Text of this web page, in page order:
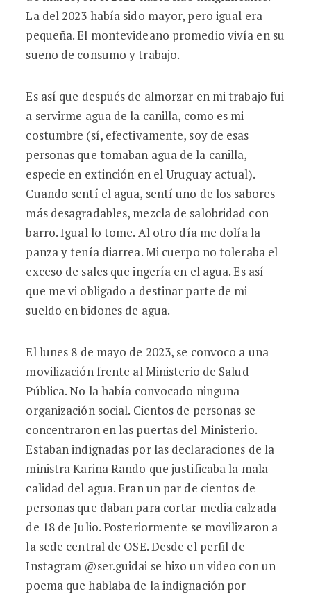
La del 2023 había sido mayor, pero igual era
pequeña. El montevideano promedio vivía en su
sueño de consumo y trabajo.
Es así que después de almorzar en mi trabajo fui
a servirme agua de la canilla, como es mi
costumbre (sí, efectivamente, soy de esas
personas que tomaban agua de la canilla,
especie en extinción en el Uruguay actual).
Cuando sentí el agua, sentí uno de los sabores
más desagradables, mezcla de salobridad con
barro. Igual lo tome. Al otro día me dolía la
panza y tenía diarrea. Mi cuerpo no toleraba el
exceso de sales que ingería en el agua. Es así
que me vi obligado a destinar parte de mi
sueldo en bidones de agua.
El lunes 8 de mayo de 2023, se convoco a una
movilización frente al Ministerio de Salud
Pública. No la había convocado ninguna
organización social. Cientos de personas se
concentraron en las puertas del Ministerio.
Estaban indignadas por las declaraciones de la
ministra Karina Rando que justificaba la mala
calidad del agua. Eran un par de cientos de
personas que daban para cortar media calzada
de 18 de Julio. Posteriormente se movilizaron a
la sede central de OSE. Desde el perfil de
Instagram @ser.guidai se hizo un video con un
poema que hablaba de la indignación por